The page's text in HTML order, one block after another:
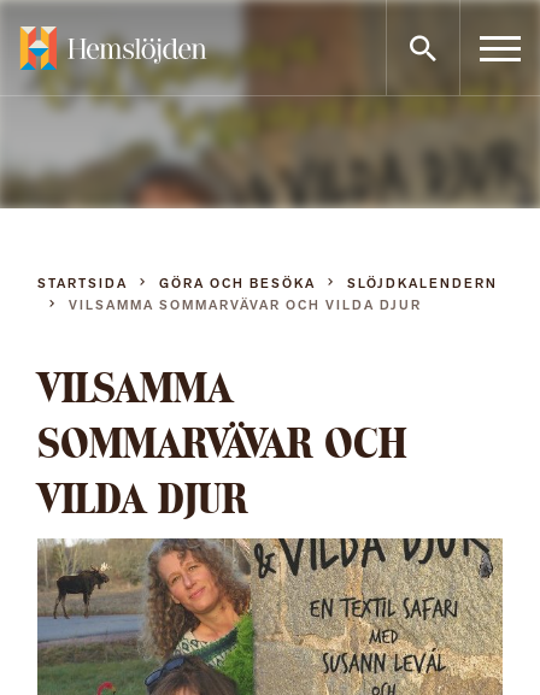
innehållet
STARTSIDA GÖRA OCH BESÖKA
SLÖJDKALENDERN
VILSAMMA SOMMARVÄVAR OCH VILDA DJUR
VILSAMMA
SOMMARVÄVAR OCH
VILDA DJUR